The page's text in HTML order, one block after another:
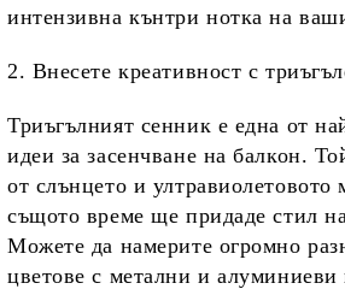
интензивна кънтри нотка на
2. Внесете креативност с
Триъгълният сенник е една от
идеи за засенчване на балкон.
от слънцето и ултравиолетовото
същото време ще придаде стил
Можете да намерите огромно
цветове с метални и алуминиеви